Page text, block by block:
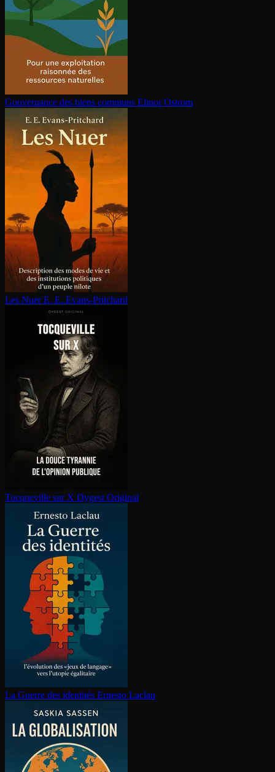
Gouvernance des biens communs Elinor Ostrom
Les Nuer E. E. Evans-Pritchard
Tocqueville sur X Dygest Original
La Guerre des identités Ernesto Laclau